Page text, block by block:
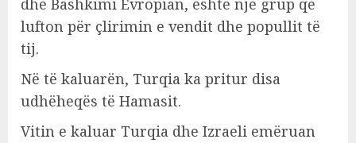
dhe Bashkimi Evropian, është një grup që
lufton për çlirimin e vendit dhe popullit të
tij.
Në të kaluarën, Turqia ka pritur disa
udhëheqës të Hamasit.
Vitin e kaluar Turqia dhe Izraeli emëruan